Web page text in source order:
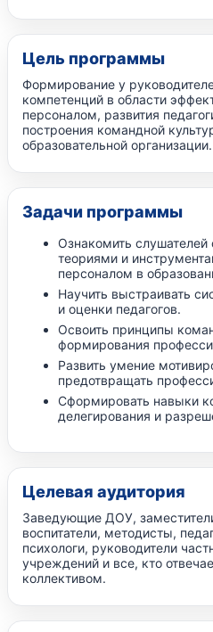
Цель программы
Формирование у
компетенций в области
персоналом, развития
построения командной
образовательной организации.
Задачи программы
Ознакомить
теориями и
персоналом в
Научить выстраивать
и оценки педагогов.
Освоить принципы
формирования
Развить умение
предотвращать
Сформировать навыки
делегирования и
Целевая аудитория
Заведующие ДОУ,
воспитатели, методисты,
психологи, руководители
учреждений и все, кто
коллективом.